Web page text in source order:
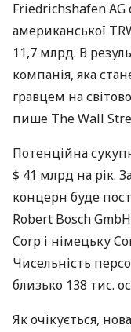
Friedrichshafen
американської
11,7 млрд. В
компанія, яка
гравцем на
пише The Wall
Потенційна
$ 41 млрд на рік.
концерн буде
Robert Bosch
Corp і німецьку
Чисельність
близько 138 тис.
Як очікується,